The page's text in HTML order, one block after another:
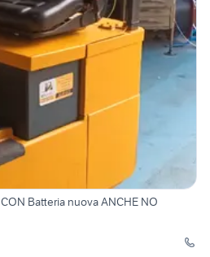
CON Batteria nuova ANCHE NO